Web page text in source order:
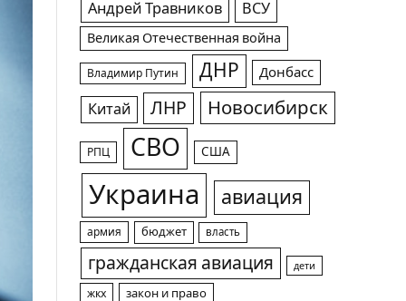
Андрей Травников ВСУ
Великая Отечественная война
Владимир Путин ДНР Донбасс
Китай ЛНР Новосибирск
РПЦ СВО США
Украина авиация
армия бюджет власть
гражданская авиация дети
жкх закон и право